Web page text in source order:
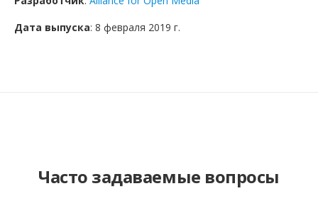
Дата выпуска: 8 февраля 2019 г.
Часто задаваемые вопросы